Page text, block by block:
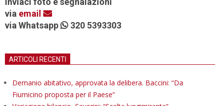
via email
via Whatsapp
320 5393303
ARTICOLI RECENTI
Demanio abitativo, approvata la delibera. Baccini: “Da
Fiumicino proposta per il Paese”